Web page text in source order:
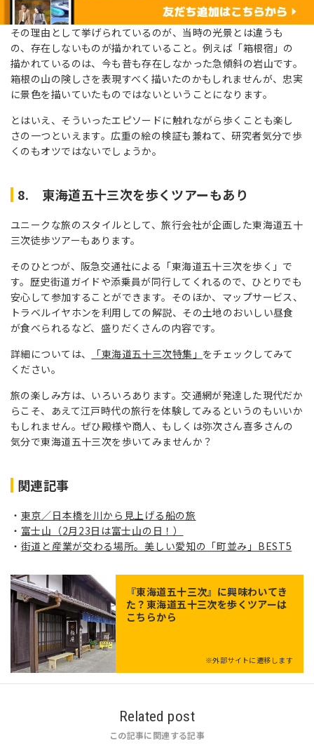
その理由として挙げられているのが、当時の光景とは違うも
の、存在しないものが描かれていること。例えば「箱根宿」の
描かれているのは、今も昔も存在しなかった急傾斜の岩山です。
箱根の山の険しさを表現すべく描いたのかもしれませんが、忠実
に景色を描いていたものではないということになります。
とはいえ、そういったエピソードに触れながら歩くことも楽し
さの一つといえます。広重の絵の検証も兼ねて、研究者気分で歩
くのもオツではないでしょうか。
8. 東海道五十三次を歩くツアーもあり
ユニークな旅のスタイルとして、旅行会社が企画した東海道五十
三次徒歩ツアーもあります。
そのひとつが、阪急交通社による「東海道五十三次を歩く」で
す。歴史街道ガイドや添乗員が同行してくれるので、ひとりでも
安心して参加することができます。そのほか、マップサービス、
トラベルイヤホンを利用しての解説、その土地のおいしい昼食
が食べられるなど、盛りだくさんの内容です。
詳細については、
「東海道五十三次特集」 をチェックしてみて
ください。
旅の楽しみ方は、いろいろあります。交通網が発達した現代だか
らこそ、あえて江戸時代の旅行を体験してみるというのもいいか
もしれません。ぜひ殿様や商人、もしくは弥次さん喜多さんの
気分で東海道五十三次を歩いてみませんか？
関連記事
東京／日本橋を川から見上げる船の旅
富士山（2月23日は富士山の日！）
街道と産業が交わる場所。美しい愛知の「町並み」BEST5
『東海道五十三次』に興味わいてき
た？東海道五十三次を歩くツアーは
こちらから
※外部サイトに遷移します
Related post
この記事に関連する記事